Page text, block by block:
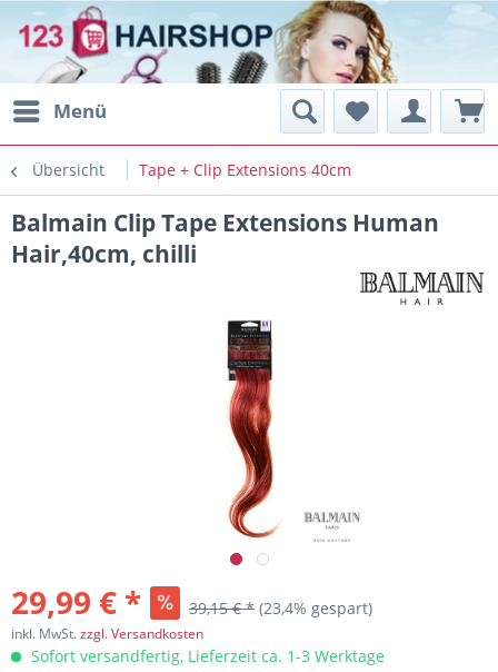
Menü
Übersicht Tape + Clip Extensions 40cm
Balmain Clip Tape Extensions Human
Hair,40cm, chilli
29,99 € * 39,15 € * (23,4% gespart)
inkl. MwSt.zzgl. Versandkosten
Sofort versandfertig, Lieferzeit ca. 1-3 Werktage